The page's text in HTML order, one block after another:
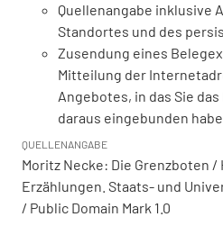
Quellenangabe inklusive
Standortes und des
Zusendung eines
Mitteilung der
Angebotes, in das Sie
daraus eingebunden
QUELLENANGABE
Moritz Necke: Die Grenzboten /
Erzählungen. Staats- und
/ Public Domain Mark 1.0